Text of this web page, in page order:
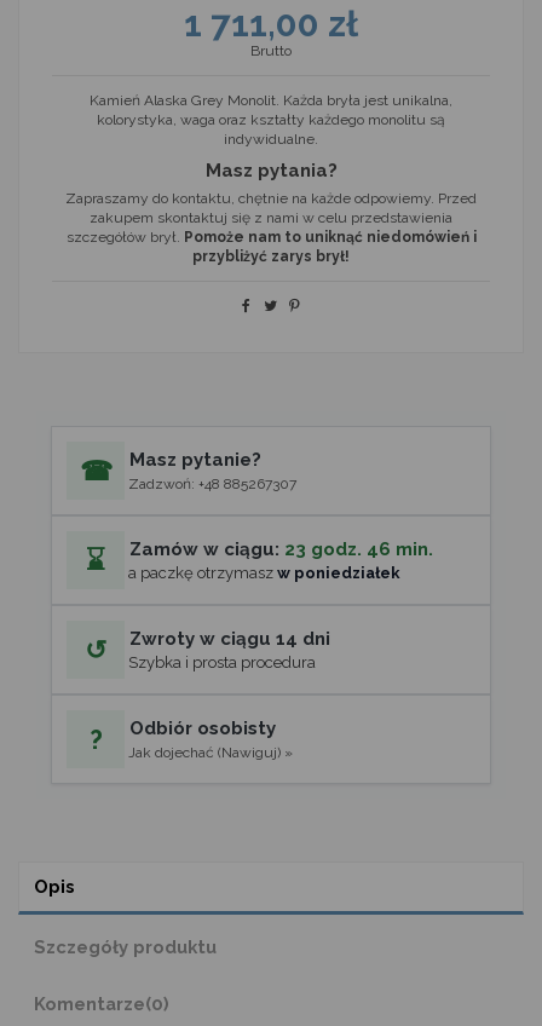
1 711,00 zł
Brutto
Kamień Alaska Grey Monolit. Każda bryła jest unikalna,
kolorystyka, waga oraz kształty każdego monolitu są
indywidualne.
Masz pytania?
Zapraszamy do kontaktu, chętnie na każde odpowiemy. Przed
zakupem skontaktuj się z nami w celu przedstawienia
szczegółów brył. Pomoże nam to uniknąć niedomówień i
przybliżyć zarys brył!
☎ Masz pytanie?
Zadzwoń: +48 885267307
⌛ Zamów w ciągu: 23 godz. 46 min.
a paczkę otrzymasz w poniedziałek
↺ Zwroty w ciągu 14 dni
Szybka i prosta procedura
? Odbiór osobisty
Jak dojechać (Nawiguj) »
Opis
Szczegóły produktu
Komentarze(0)